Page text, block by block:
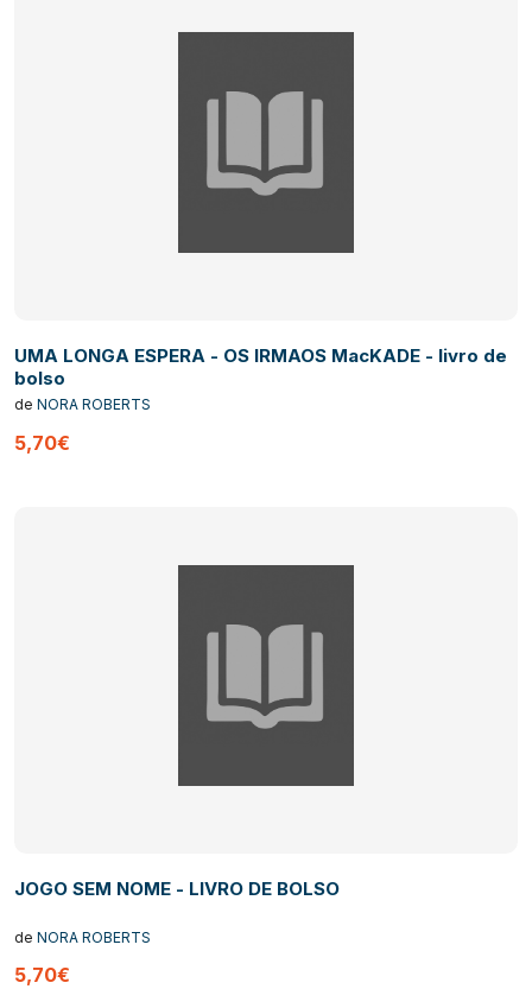
UMA LONGA ESPERA - OS IRMAOS MacKADE - livro de
bolso
de NORA ROBERTS
5,70€
JOGO SEM NOME - LIVRO DE BOLSO
de NORA ROBERTS
5,70€